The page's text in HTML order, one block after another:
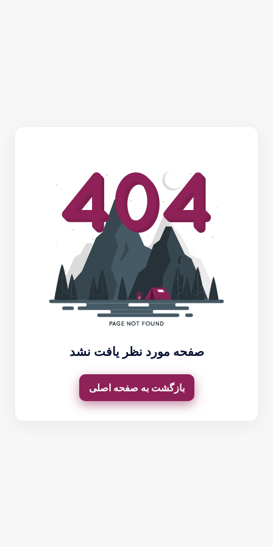
صفحه مورد نظر یافت نشد
بازگشت به صفحه اصلی